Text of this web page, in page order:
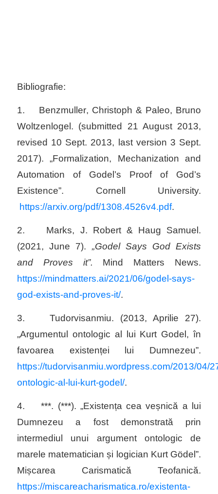
Bibliografie:
1. Benzmuller, Christoph &Paleo, Bruno
Woltzenlogel . (submitted 21 August 2013,
revised 10 Sept. 2013, last version 3 Sept.
2017). „Formalization, Mechanization and
Automation of Godel’s Proof of God’s
Existence”. Cornell University.
https://arxiv.org/pdf/1308.4526v4.pdf.
2. Marks, J. Robert & Haug Samuel.
(2021, June 7). „Godel Says God Exists
and Proves it”. Mind Matters News.
https://mindmatters.ai/2021/06/godel-says-
god-exists-and-proves-it/.
3.Tudorvisanmiu. (2013, Aprilie 27).
„Argumentul ontologic al lui Kurt Godel, în
favoarea existenței lui Dumnezeu”.
https://tudorvisanmiu.wordpress.com/2013/04/
ontologic-al-lui-kurt-godel/.
4.***. (***). „Existența cea veșnică a lui
Dumnezeu a fost demonstrată prin
intermediul unui argument ontologic de
marele matematician și logician Kurt Gödel ”.
Mișcarea Carismatică Teofanică.
https://miscareacharismatica.ro/existenta-